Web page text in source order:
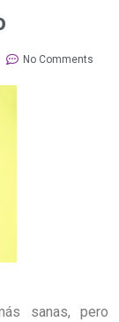
No Comments
sanas, pero